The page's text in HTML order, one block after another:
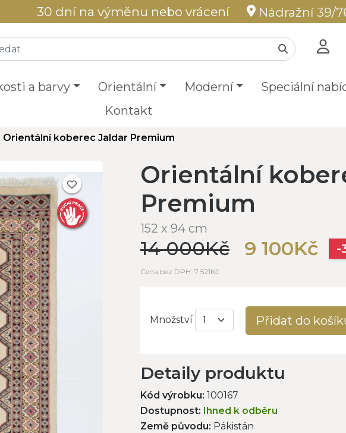
30 dní na výměnu nebo vrácení Nádražní 39/
a barvy Orientální Moderní Speciální
Kontakt
Orientální koberec Jaldar Premium
Orientální
Premium
152 x 94 cm
14 000Kč 9 100Kč -
Cena bez DPH: 7 521Kč
Množství Přidat do
Detaily produktu
Kód výrobku: 100167
Dostupnost:
Ihned k odběru
Země původu: Pákistán